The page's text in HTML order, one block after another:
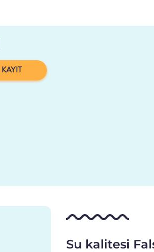
KAYIT
Su kalitesi